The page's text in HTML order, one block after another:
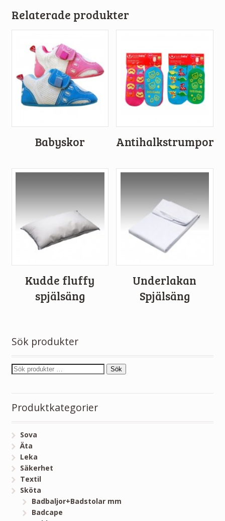
Relaterade produkter
Babyskor Antihalkstrumpor
Kudde fluffy
spjälsäng
Underlakan
Spjälsäng
Sök produkter
Sök
Produktkategorier
Sova
Äta
Leka
Säkerhet
Textil
Sköta
Badbaljor+Badstolar mm
Badcape